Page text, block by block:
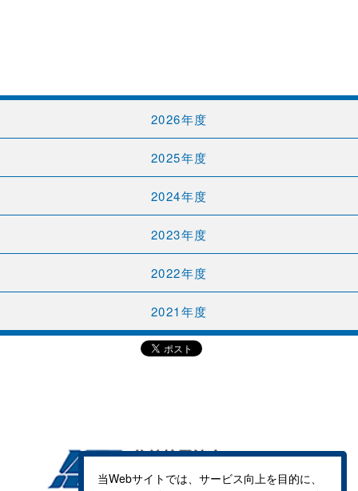
2026年度
2025年度
2024年度
2023年度
2022年度
2021年度
当Webサイトでは、サービス向上を目的に、